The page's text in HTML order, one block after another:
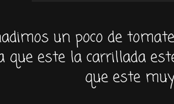
un poco de
que este la carrillada
que este